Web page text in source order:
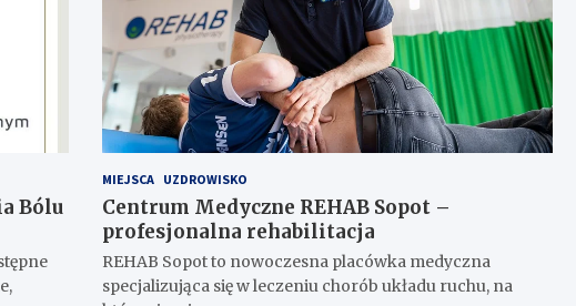
Bólu
MIEJSCA UZDROWISKO
Centrum Medyczne REHAB Sopot –
profesjonalna rehabilitacja
REHAB Sopot to nowoczesna placówka medyczna
specjalizująca się w leczeniu chorób układu ruchu, na